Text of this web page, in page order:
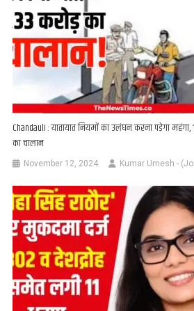
Chandauli : यातायात नियमों का उलंघन करना पड़ेगा महंगा,
का चालान
November 12, 2024 Kumar Umesh -